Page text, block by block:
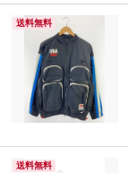
送料無料
送料無料